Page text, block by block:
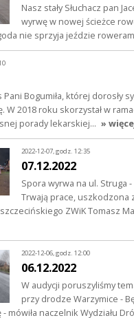
Nasz stały Słuchacz pan
wyrwę w nowej ścieżce
nie sprzyja jeździe
Pani Bogumiła, której dorosły
2018 roku skorzystał w
porady lekarskiej… »
2022-12-07, godz. 12:35
07.12.2022
Spora wyrwa na ul. Struga
Trwają prace, uszkodzona
ZWiK Tomasz
2022-12-06, godz. 12:00
06.12.2022
W audycji poruszyliśmy
przy drodze Warzymice -
mówiła naczelnik Wydziału